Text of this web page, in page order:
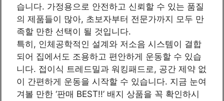
습니다. 가정용으로 안전하고 신뢰할 수 있는 품질
의 제품들이 많아, 초보자부터 전문가까지 모두 만
족할 만한 선택이 될 것입니다.
특히, 인체공학적인 설계와 저소음 시스템이 결합
되어 집에서도 조용하고 편안하게 운동할 수 있습
니다. 접이식 트레드밀과 워킹패드로, 공간 제약 없
이 간편하게 운동을 시작할 수 있습니다. 지금 눈여
겨볼 만한 ‘판매 BEST!!’ 배지 상품을 꼭 확인하시